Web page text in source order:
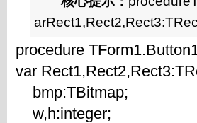
procedure
var
bmp:TBitmap;
w,h:integer;